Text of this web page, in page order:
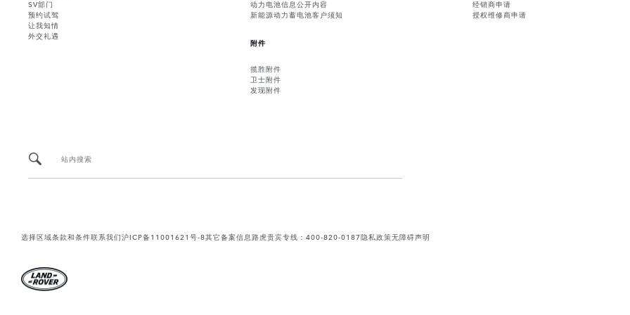
SV部门
预约试驾
让我知情
外交礼遇
动力电池信息公开内容
新能源动力蓄电池客户须知
附件
揽胜附件
卫士附件
发现附件
经销商申请
授权维修商申请
站内搜索
选择区域条款和条件联系我们沪ICP备11001621号-8其它备案信息路虎贵宾专线：400-820-0187隐私政策无障碍声明